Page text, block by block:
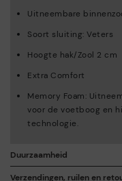
Uitneembare
Soort sluiting: Veters
Hoogte hak/Zool 2 cm
Extra Comfort
Memory Foam:
voor de voetboog en
technologie.
Verzendingen, ruilen en
Duurzaamheid
Dankzij de